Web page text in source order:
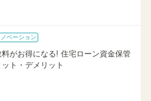
ベーション
がお得になる! 住宅ローン資金保管
ト・デメリット